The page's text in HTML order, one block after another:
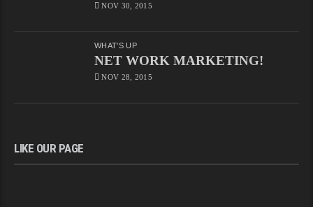
NOV 30, 2015
WHAT'S UP
NET WORK MARKETING!
NOV 28, 2015
LIKE OUR PAGE